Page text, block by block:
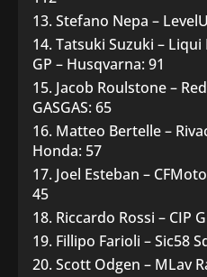
Stefano Nepa –
Tatsuki Suzuki –
GP – Husqvarna: 91
Jacob Roulstone –
GASGAS: 65
Matteo Bertelle –
Honda: 57
Joel Esteban –
45
Riccardo Rossi – CIP
Fillipo Farioli – Sic58
Scott Odgen – MLav